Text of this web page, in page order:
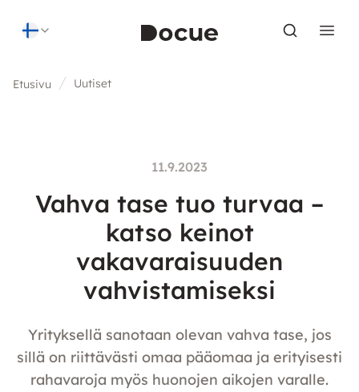
Etusivu Uutiset
11.9.2023
Vahva tase tuo turvaa –
katso keinot
vakavaraisuuden
vahvistamiseksi
Yrityksellä sanotaan olevan vahva tase, jos
sillä on riittävästi omaa pääomaa ja erityisesti
rahavaroja myös huonojen aikojen varalle.